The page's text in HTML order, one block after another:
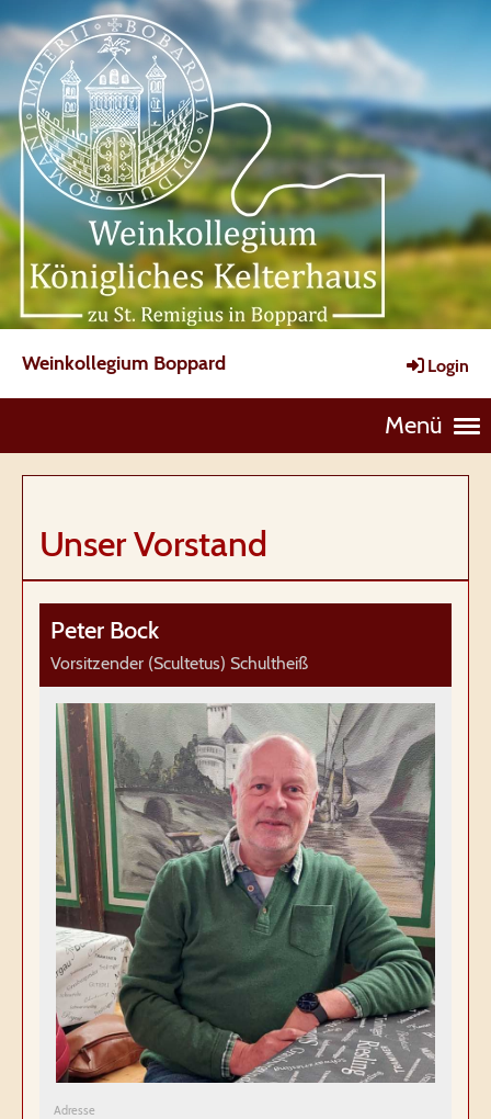
Weinkollegium Boppard Login
Menü
Unser Vorstand
Peter Bock
Vorsitzender (Scultetus) Schultheiß
Adresse